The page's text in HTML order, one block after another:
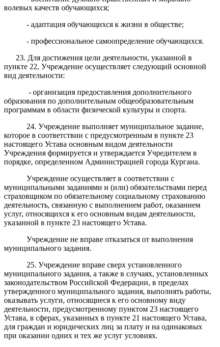
волевых качеств обучающихся;
- адаптация обучающихся к жизни в обществе;
- профессиональное самоопределение обучающихся.
23. Для достижения цели деятельности, указанной в
пункте 22, Учреждение осуществляет следующий основной
вид деятельности:
- организация предоставления дополнительного
образования по дополнительным общеобразовательным
программам в области физической культуры и спорта.
24. Учреждение выполняет муниципальное задание,
которое в соответствии с предусмотренным в пункте 23
настоящего Устава основным видом деятельности
Учреждения формируется и утверждается Учредителем в
порядке, определенном Администрацией города Кургана.
Учреждение осуществляет в соответствии с
муниципальными заданиями и (или) обязательствами перед
страховщиком по обязательному социальному страхованию
деятельность, связанную с выполнением работ, оказанием
услуг, относящихся к его основным видам деятельности,
указанной в пункте 23 настоящего Устава.
Учреждение не вправе отказаться от выполнения
муниципального задания.
25. Учреждение вправе сверх установленного
муниципального задания, а также в случаях, установленных
законодательством Российской Федерации, в пределах
утвержденного муниципального задания, выполнять работы,
оказывать услуги, относящиеся к его основному виду
деятельности, предусмотренному пунктом 23 настоящего
Устава, в сферах, указанных в пункте 21 настоящего Устава,
для граждан и юридических лиц за плату и на одинаковых
при оказании одних и тех же услуг условиях.